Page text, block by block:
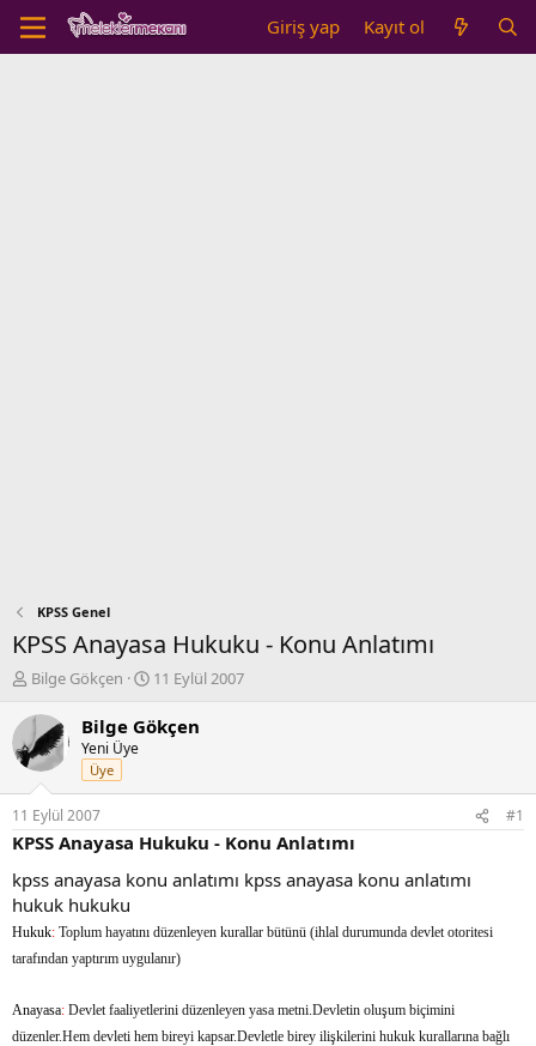
Giriş yap Kayıt ol
KPSS Genel
KPSS Anayasa Hukuku - Konu Anlatımı
K
n
b
u
y
u
b
a
l
a
t
a
Bilge Gökçen
B
ş
ı
ç
a
i
h
11 Eylül 2007
Bilge Gökçen
Yeni Üye
Üye
11 Eylül 2007 #1
KPSS Anayasa Hukuku - Konu Anlatımı
kpss anayasa konu anlatımı kpss anayasa konu anlatımı
hukuk hukuku
Hukuk: Toplum hayatını düzenleyen kurallar bütünü (ihlal durumunda devlet otoritesi
tarafından yaptırım uygulanır)
Anayasa: Devlet faaliyetlerini düzenleyen yasa metni.Devletin oluşum biçimini
düzenler.Hem devleti hem bireyi kapsar.Devletle birey ilişkilerini hukuk kurallarına bağlı